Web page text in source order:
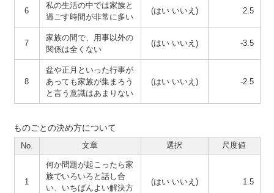
6
私の生活の中では家族と
過ごす時間が非常に多い
(はい いいえ) 2.5
7
家族の間で、用事以外の
関係は全くない
(はい いいえ) -3.5
8
盆や正月といった行事が
あっても家族が集まろう
と言う意識はあまりない
(はい いいえ) -2.5
ものごとの決め方について
No. 文章 選択 尺度値
1
何か問題が起こったら家
族でいろいろと話し合
い、いちばんよい解決方
(はい いいえ) 1.5